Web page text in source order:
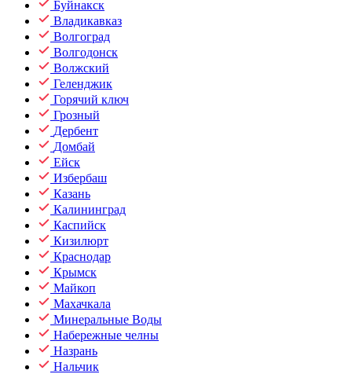
Буйнакск
Владикавказ
Волгоград
Волгодонск
Волжский
Геленджик
Горячий ключ
Грозный
Дербент
Домбай
Ейск
Избербаш
Казань
Калининград
Каспийск
Кизилюрт
Краснодар
Крымск
Майкоп
Махачкала
Минеральные Воды
Набережные челны
Назрань
Нальчик